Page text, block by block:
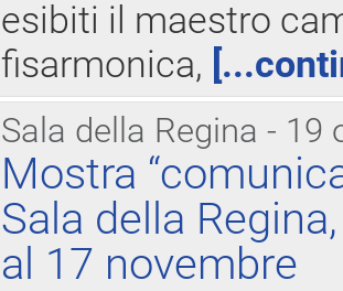
esibiti il maestro
fisarmonica,
Sala della Regina - 19
Mostra
Sala della
al 17 novembre